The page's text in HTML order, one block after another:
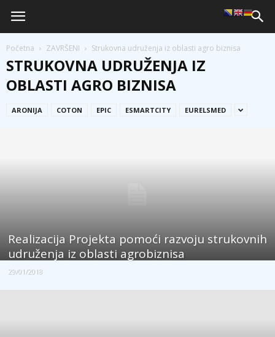
Početna ZAVRŠENI Strukovna udruženja iz oblasti agro biznisa
STRUKOVNA UDRUŽENJA IZ
OBLASTI AGRO BIZNISA
ARONIJA COTON EPIC ESMARTCITY EURELSMED
Realizacija Projekta pomoći razvoju strukovnih
udruženja iz oblasti agrobiznisa
29/01/2018